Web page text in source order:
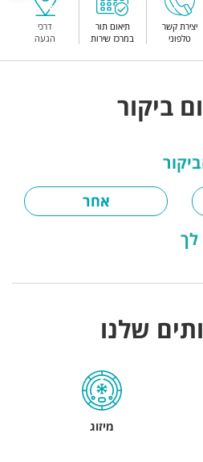
יצירת קשר
טלפוני
תיאום תור
במרכז שירות
דרכי
הגעה
ביקור
אחר
שלנו
מיזוג